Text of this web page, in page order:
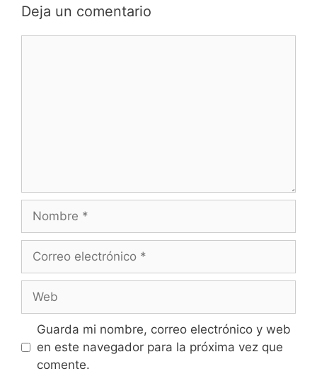
Deja un comentario
Guarda mi nombre, correo electrónico y web
en este navegador para la próxima vez que
comente.